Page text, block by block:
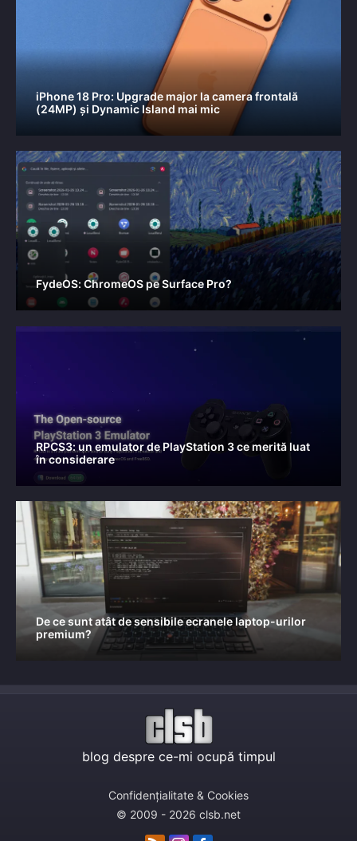
iPhone 18 Pro: Upgrade major la camera frontală
(24MP) și Dynamic Island mai mic
FydeOS: ChromeOS pe Surface Pro?
RPCS3: un emulator de PlayStation 3 ce merită luat
în considerare
De ce sunt atât de sensibile ecranele laptop-urilor
premium?
blog despre ce-mi ocupă timpul
Confidențialitate & Cookies
© 2009 - 2026 clsb.net